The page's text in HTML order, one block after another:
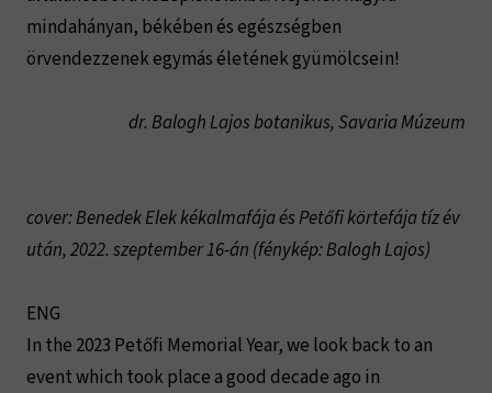
mindahányan, békében és egészségben
örvendezzenek egymás életének gyümölcsein!
dr. Balogh Lajos botanikus, Savaria Múzeum
cover: Benedek Elek kékalmafája és Petőfi körtefája tíz év
után, 2022. szeptember 16-án (fénykép: Balogh Lajos)
ENG
In the 2023 Petőfi Memorial Year, we look back to an
event which took place a good decade ago in